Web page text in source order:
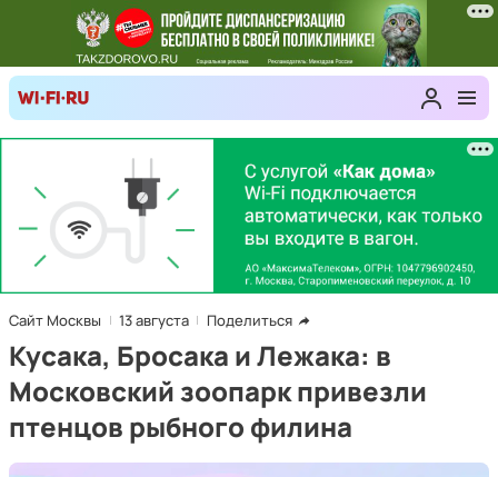
Сайт Москвы 13 августа Поделиться
Кусака, Бросака и Лежака: в
Московский зоопарк привезли
птенцов рыбного филина